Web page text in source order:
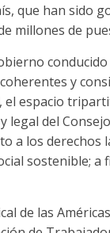
que han sido
millones de
y
el espacio
del
a los derechos
sostenible; a
de las